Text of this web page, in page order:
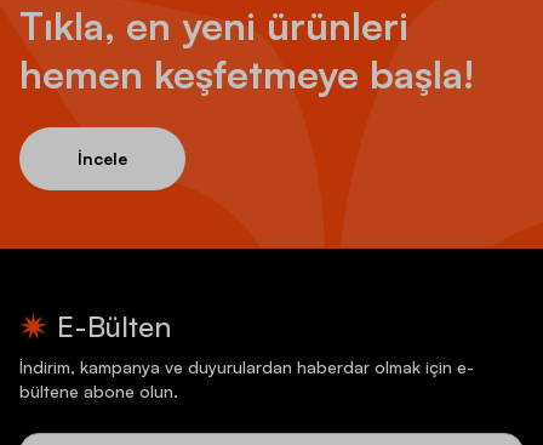
Tıkla, en yeni ürünleri
hemen keşfetmeye başla!
İncele
E-Bülten
İndirim, kampanya ve duyurulardan haberdar olmak için e-
bültene abone olun.